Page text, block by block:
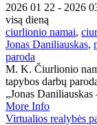
2026 01 22 - 2026
visą dieną
ciurlionio namai,
Jonas Daniliauskas,
paroda
M. K. Čiurlionio
tapybos darbų
„Jonas
More Info
Virtualios realybės